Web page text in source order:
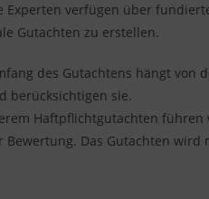
Experten verfügen über
Gutachten zu erstellen.
des Gutachtens hängt von
berücksichtigen sie.
Haftpflichtgutachten führen
Bewertung. Das Gutachten